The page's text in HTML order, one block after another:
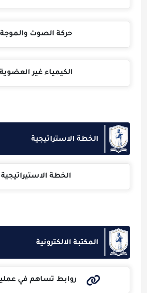
حركة الصوت والموجة
الكيمياء غير العضوية
الخطة الاستراتيجية
الخطة الاستيراتيجية
المكتبة الالكترونية
روابط تساهم في